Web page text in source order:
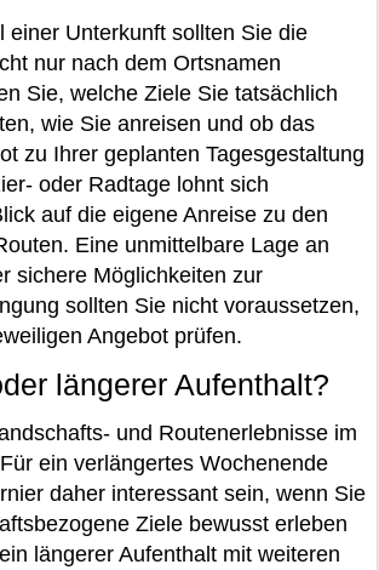
einer Unterkunft sollten Sie die
nur nach dem Ortsnamen
Sie, welche Ziele Sie tatsächlich
wie Sie anreisen und ob das
zu Ihrer geplanten Tagesgestaltung
oder Radtage lohnt sich
auf die eigene Anreise zu den
Eine unmittelbare Lage an
sichere Möglichkeiten zur
sollten Sie nicht voraussetzen,
Angebot prüfen.
längerer Aufenthalt?
und Routenerlebnisse im
ein verlängertes Wochenende
daher interessant sein, wenn Sie
Ziele bewusst erleben
längerer Aufenthalt mit weiteren